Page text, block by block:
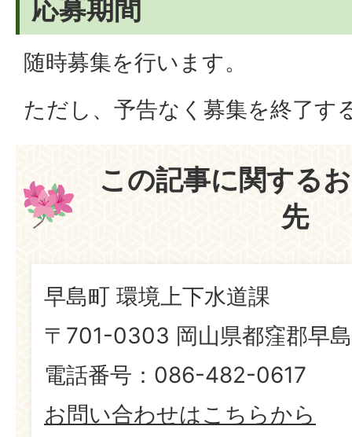
応募期間
随時募集を行います。
ただし、予告なく募集を終了す
この記事に関する
先
早島町 環境上下水道課
〒701-0303 岡山県都窪郡早
電話番号：086-482-0617
お問い合わせはこちらから